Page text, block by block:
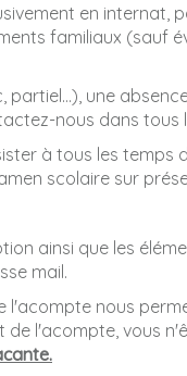
en internat,
familiaux (sauf
partiel...), une
nous dans tous
à tous les temps
scolaire sur
ainsi que les
mail.
l'acompte nous
de l'acompte, vous